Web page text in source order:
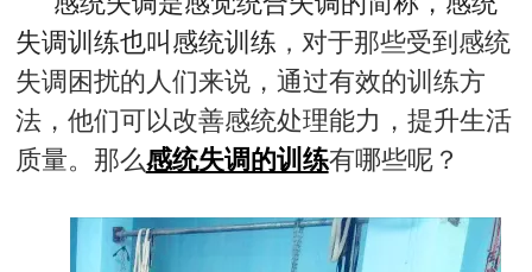
失调训练也叫感统训练 ， 对于那些受到感统
失调困扰的人们来说，通过有效的训练方
法，他们可以改善感统处理能力，提升生活
质量。那么感统失调的训练有哪些呢？